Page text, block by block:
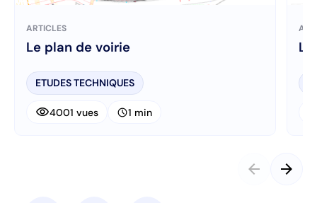
ARTICLES
Le plan de voirie
ETUDES TECHNIQUES
visibility4001 vues schedule1 min
arrow_back arrow_forward